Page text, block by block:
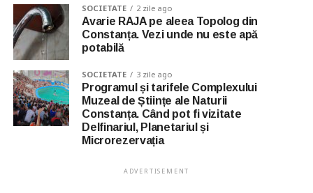
SOCIETATE 2 zile ago
Avarie RAJA pe aleea Topolog din
Constanța. Vezi unde nu este apă
potabilă
SOCIETATE 3 zile ago
Programul și tarifele Complexului
Muzeal de Științe ale Naturii
Constanța. Când pot fi vizitate
Delfinariul, Planetariul și
Microrezervația
ADVERTISEMENT